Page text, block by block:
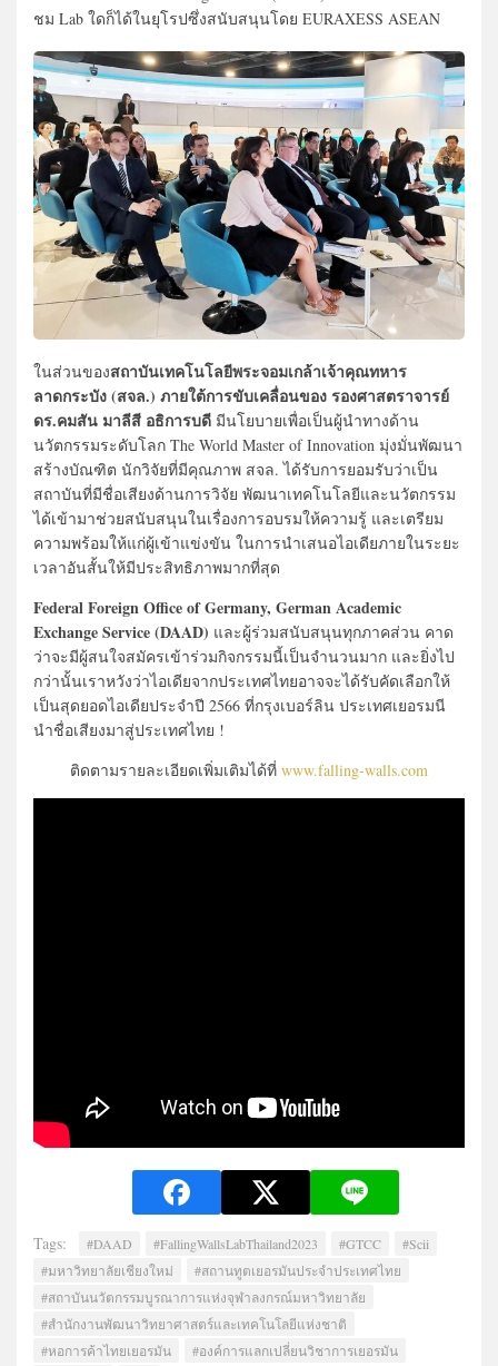
ชม Lab ใดก็ได้ในยุโรปซึ่งสนับสนุนโดย EURAXESS ASEAN
ในส่วนของสถาบันเทคโนโลยีพระจอมเกล้าเจ้าคุณทหาร
ลาดกระบัง (สจล.) ภายใต้การขับเคลื่อนของ รองศาสตราจารย์
ดร.คมสัน มาลีสี อธิการบดี มีนโยบายเพื่อเป็นผู้นำทางด้าน
นวัตกรรมระดับโลก The World Master of Innovation มุ่งมั่นพัฒนา
สร้างบัณฑิต นักวิจัยที่มีคุณภาพ สจล. ได้รับการยอมรับว่าเป็น
สถาบันที่มีชื่อเสียงด้านการวิจัย พัฒนาเทคโนโลยีและนวัตกรรม
ได้เข้ามาช่วยสนับสนุนในเรื่องการอบรมให้ความรู้ และเตรียม
ความพร้อมให้แก่ผู้เข้าแข่งขัน ในการนำเสนอไอเดียภายในระยะ
เวลาอันสั้นให้มีประสิทธิภาพมากที่สุด
Federal Foreign Office of Germany, German Academic
Exchange Service (DAAD) และผู้ร่วมสนับสนุนทุกภาคส่วน คาด
ว่าจะมีผู้สนใจสมัครเข้าร่วมกิจกรรมนี้เป็นจำนวนมาก และยิ่งไป
กว่านั้นเราหวังว่าไอเดียจากประเทศไทยอาจจะได้รับคัดเลือกให้
เป็นสุดยอดไอเดียประจำปี 2566 ที่กรุงเบอร์ลิน ประเทศเยอรมนี
นำชื่อเสียงมาสู่ประเทศไทย !
ติดตามรายละเอียดเพิ่มเติมได้ที่ www.falling-walls.com
Tags: #DAAD #FallingWallsLabThailand2023 #GTCC
#Scii
#มหาวิทยาลัยเชียงใหม่
#สถานทูตเยอรมันประจำประเทศไทย
#สถาบันนวัตกรรมบูรณาการแห่งจุฬาลงกรณ์มหาวิทยาลัย
#สำนักงานพัฒนาวิทยาศาสตร์และเทคโนโลยีแห่งชาติ
#หอการค้าไทยเยอรมัน
#องค์การแลกเปลี่ยนวิชาการเยอรมัน